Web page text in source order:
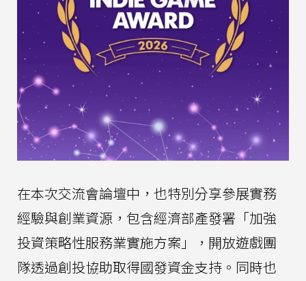
在本次交流會論壇中，也特別分享參展實務
經驗與創業資源，包含經濟部產發署「加強
投資策略性服務業實施方案」，開放遊戲團
隊透過創投協助取得國發資金支持。同時也